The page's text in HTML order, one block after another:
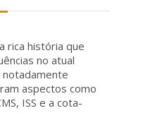
rica história que
no atual
aspectos como
ISS e a cota-